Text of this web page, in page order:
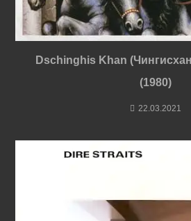
Dschinghis Khan
(1980)
22.03.2021